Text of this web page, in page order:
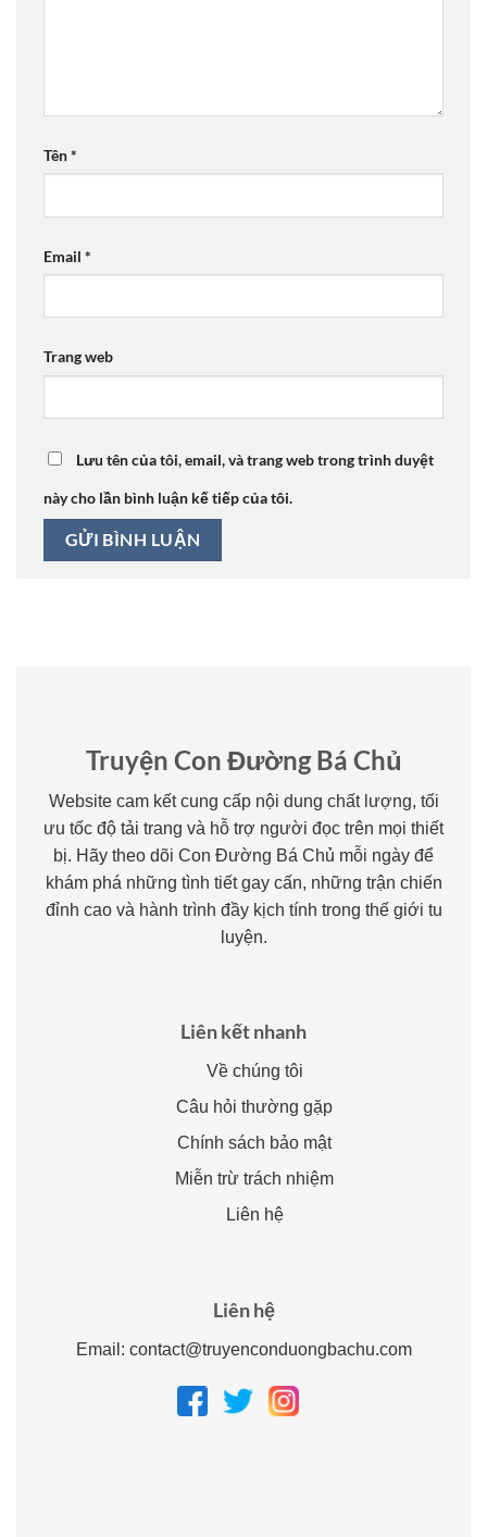
Tên*
Email *
Trang web
Lưu tên của tôi, email, và trang web trong trình duyệt
này cho lần bình luận kế tiếp của tôi.
Truyện Con Đường Bá Chủ
Website cam kết cung cấp nội dung chất lượng, tối
ưu tốc độ tải trang và hỗ trợ người đọc trên mọi thiết
bị. Hãy theo dõi Con Đường Bá Chủ mỗi ngày để
khám phá những tình tiết gay cấn, những trận chiến
đỉnh cao và hành trình đầy kịch tính trong thế giới tu
luyện.
Liên kết nhanh
Về chúng tôi
Câu hỏi thường gặp
Chính sách bảo mật
Miễn trừ trách nhiệm
Liên hệ
Liên hệ
Email: contact@truyenconduongbachu.com